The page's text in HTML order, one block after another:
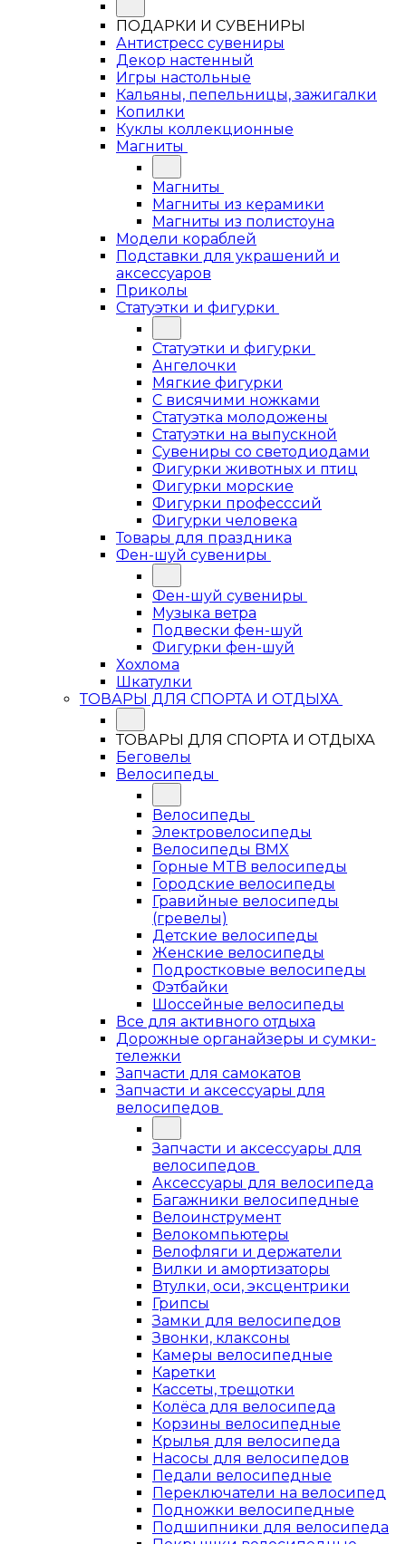
ПОДАРКИ И СУВЕНИРЫ
Антистресс сувениры
Декор настенный
Игры настольные
Кальяны, пепельницы, зажигалки
Копилки
Куклы коллекционные
Магниты
Магниты
Магниты из керамики
Магниты из полистоуна
Модели кораблей
Подставки для украшений и
аксессуаров
Приколы
Статуэтки и фигурки
Статуэтки и фигурки
Ангелочки
Мягкие фигурки
С висячими ножками
Статуэтка молодожены
Статуэтки на выпускной
Сувениры со светодиодами
Фигурки животных и птиц
Фигурки морские
Фигурки професссий
Фигурки человека
Товары для праздника
Фен-шуй сувениры
Фен-шуй сувениры
Музыка ветра
Подвески фен-шуй
Фигурки фен-шуй
Хохлома
Шкатулки
ТОВАРЫ ДЛЯ СПОРТА И ОТДЫХА
ТОВАРЫ ДЛЯ СПОРТА И ОТДЫХА
Беговелы
Велосипеды
Велосипеды
Электровелосипеды
Велосипеды BMX
Горные MTB велосипеды
Городские велосипеды
Гравийные велосипеды
(гревелы)
Детские велосипеды
Женские велосипеды
Подростковые велосипеды
Фэтбайки
Шоссейные велосипеды
Все для активного отдыха
Дорожные органайзеры и сумки-
тележки
Запчасти для самокатов
Запчасти и аксессуары для
велосипедов
Запчасти и аксессуары для
велосипедов
Аксессуары для велосипеда
Багажники велосипедные
Велоинструмент
Велокомпьютеры
Велофляги и держатели
Вилки и амортизаторы
Втулки, оси, эксцентрики
Грипсы
Замки для велосипедов
Звонки, клаксоны
Камеры велосипедные
Каретки
Кассеты, трещотки
Колёса для велосипеда
Корзины велосипедные
Крылья для велосипеда
Насосы для велосипедов
Педали велосипедные
Переключатели на велосипед
Подножки велосипедные
Подшипники для велосипеда